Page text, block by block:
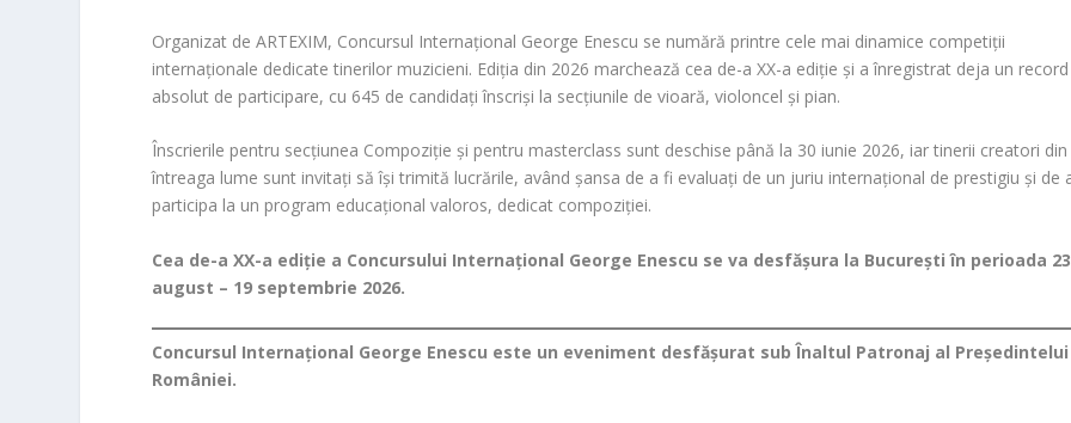
Organizat de ARTEXIM, Concursul Internațional George Enescu se numără printre cele mai dinamice competiții
internaționale dedicate tinerilor muzicieni. Ediția din 2026 marchează cea de-a XX-a ediție și a înregistrat deja un record
absolut de participare, cu 645 de candidați înscriși la secțiunile de vioară, violoncel și pian.
Înscrierile pentru secțiunea Compoziție și pentru masterclass sunt deschise până la 30 iunie 2026, iar tinerii creatori din
întreaga lume sunt invitați să își trimită lucrările, având șansa de a fi evaluați de un juriu internațional de prestigiu și de
participa la un program educațional valoros, dedicat compoziției.
Cea de-a XX-a ediție a Concursului Internațional George Enescu se va desfășura la București în perioada 23
august – 19 septembrie 2026.
Concursul Internațional George Enescu este un eveniment desfășurat sub Înaltul Patronaj al Președintelui
României.